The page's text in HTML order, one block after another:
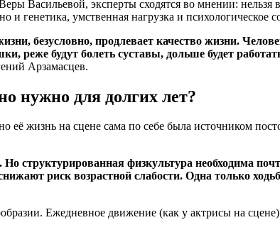
Васильевой, эксперты сходятся во мнении:
генетика, умственная нагрузка и психологическое
безусловно, продлевает качество жизни.
реже будут болеть суставы, дольше будет
Арзамасцев.
нужно для долгих лет?
её жизнь на сцене сама по себе была источником
структурированная физкультура необходима
риск возрастной слабости. Одна только
Ежедневное движение (как у актрисы на